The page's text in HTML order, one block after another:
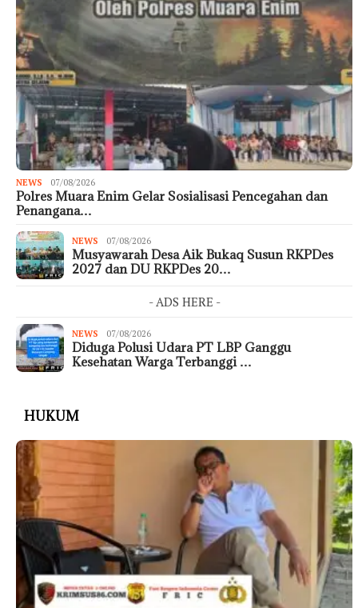
NEWS 07/08/2026
Polres Muara Enim Gelar Sosialisasi Pencegahan dan
Penangana…
NEWS 07/08/2026
Musyawarah Desa Aik Bukaq Susun RKPDes
2027 dan DU RKPDes 20…
- ADS HERE -
NEWS 07/08/2026
Diduga Polusi Udara PT LBP Ganggu
Kesehatan Warga Terbanggi …
HUKUM